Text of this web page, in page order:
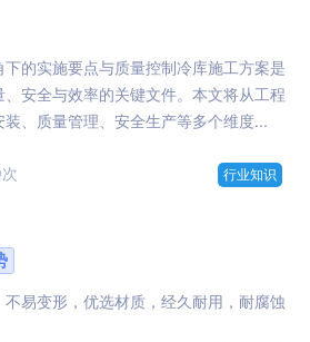
的实施要点与质量控制冷库施工方案是
安全与效率的关键文件。本文将从工程
、质量管理、安全生产等多个维度...
行业知识
易变形，优选材质，经久耐用，耐腐蚀